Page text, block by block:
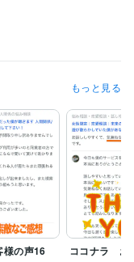
もっと見る
の声16 ココナラ お